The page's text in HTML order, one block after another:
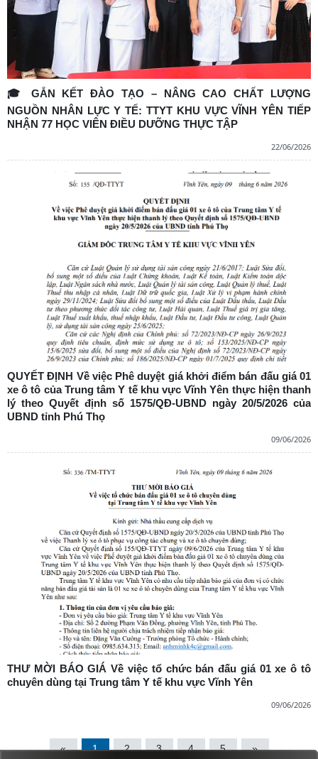
22/06/2026
🎓 GẮN KẾT ĐÀO TẠO – NÂNG CAO CHẤT LƯỢNG
NGUỒN NHÂN LỰC Y TẾ: TTYT KHU VỰC VĨNH YÊN TIẾP
NHẬN 77 HỌC VIÊN ĐIỀU DƯỠNG THỰC TẬP
09/06/2026
QUYẾT ĐỊNH Về việc Phê duyệt giá khởi điểm bán đấu giá 01
xe ô tô của Trung tâm Y tế khu vực Vĩnh Yên thực hiện thanh
lý theo Quyết định số 1575/QĐ-UBND ngày 20/5/2026 của
UBND tỉnh Phú Thọ
09/06/2026
THƯ MỜI BÁO GIÁ Về việc tổ chức bán đấu giá 01 xe ô tô
chuyên dùng tại Trung tâm Y tế khu vực Vĩnh Yên
« 1 2 3 4 5 »